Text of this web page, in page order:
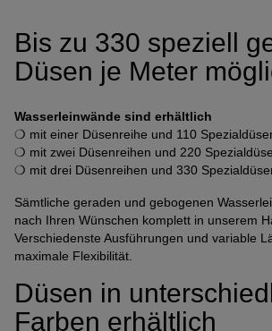
Bis zu 330 speziell
Düsen je Meter
Wasserleinwände sind erhältlich
❍ mit einer Düsenreihe und 110
❍ mit zwei Düsenreihen und 220
❍ mit drei Düsenreihen und 330
Sämtliche geraden und gebogenen
nach Ihren Wünschen komplett in unserem
Verschiedenste Ausführungen und variable
maximale Flexibilität.
Düsen in
Farben erhältlich